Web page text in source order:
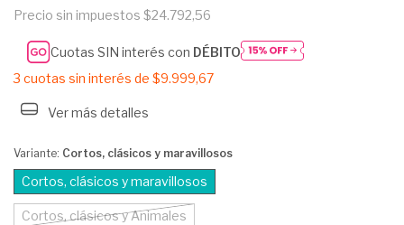
Precio sin impuestos $24.792,56
Cuotas SIN interés con DÉBITO
3 cuotas sin interés de $9.999,67
Ver más detalles
Variante: Cortos, clásicos y maravillosos
Cortos, clásicos y maravillosos
Cortos, clásicos y Animales